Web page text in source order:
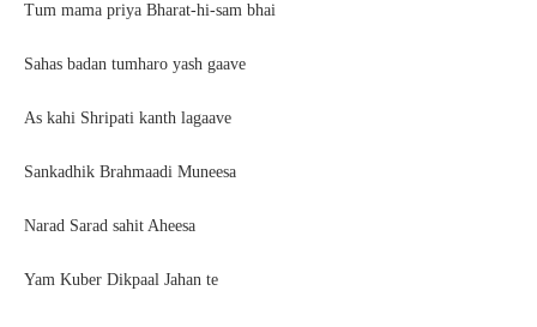
Tum mama priya Bharat-hi-sam bhai
Sahas badan tumharo yash gaave
As kahi Shripati kanth lagaave
Sankadhik Brahmaadi Muneesa
Narad Sarad sahit Aheesa
Yam Kuber Dikpaal Jahan te